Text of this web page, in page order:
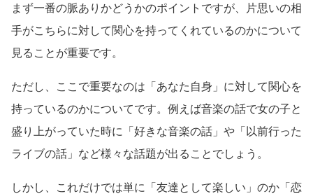
まず一番の脈ありかどうかのポイントですが、片思いの相
手がこちらに対して関心を持ってくれているのかについて
見ることが重要です。
ただし、ここで重要なのは「あなた自身」に対して関心を
持っているのかについてです。例えば音楽の話で女の子と
盛り上がっていた時に「好きな音楽の話」や「以前行った
ライブの話」など様々な話題が出ることでしょう。
しかし、これだけでは単に「友達として楽しい」のか「恋